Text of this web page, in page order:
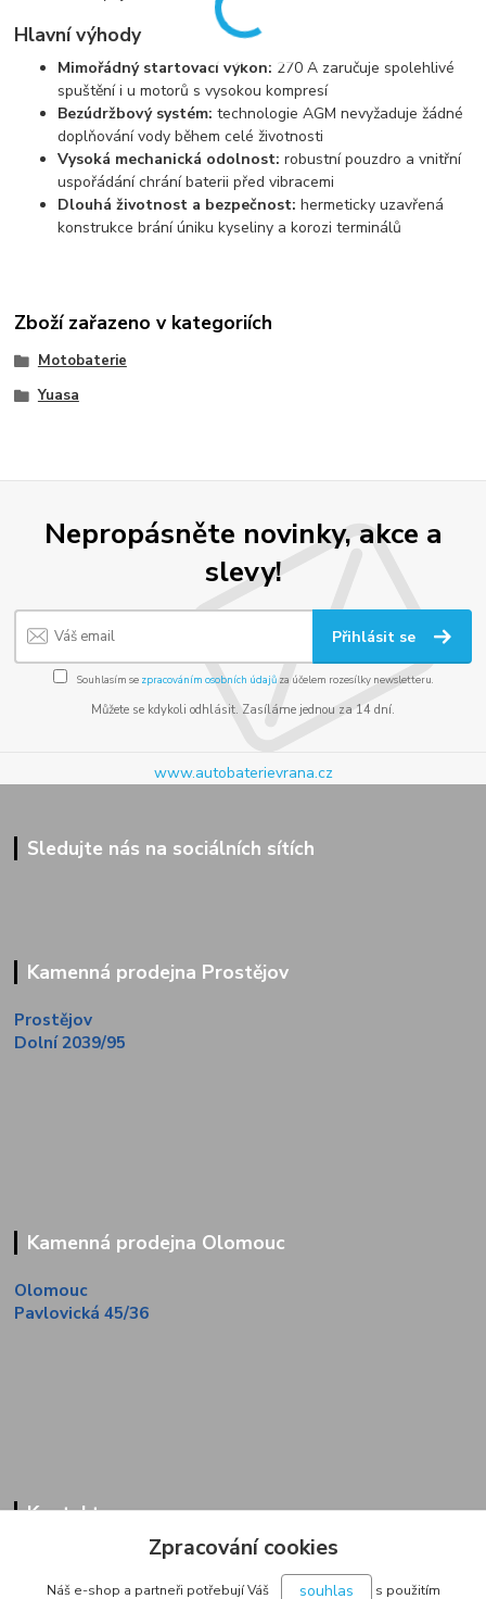
Hlavní výhody
Mimořádný startovací výkon: 270 A zaručuje spolehlivé
spuštění i u motorů s vysokou kompresí
Bezúdržbový systém: technologie AGM nevyžaduje žádné
doplňování vody během celé životnosti
Vysoká mechanická odolnost: robustní pouzdro a vnitřní
uspořádání chrání baterii před vibracemi
Dlouhá životnost a bezpečnost: hermeticky uzavřená
konstrukce brání úniku kyseliny a korozi terminálů
Zboží zařazeno v kategoriích
Motobaterie
Yuasa
Nepropásněte novinky, akce a
slevy!
Přihlásit se
Souhlasím se zpracováním osobních údajůza účelem rozesílky newsletteru.
Můžete se kdykoli odhlásit. Zasíláme jednou za 14 dní.
www.autobaterievrana.cz
Sledujte nás na sociálních sítích
Kamenná prodejna Prostějov
Prostějov
Dolní 2039/95
Kamenná prodejna Olomouc
Olomouc
Pavlovická 45/36
Kontakty
Zákaznická linka
+420 733 713 851
Zpracování cookies
Náš e-shop a partneři potřebují Váš souhlas s použitím